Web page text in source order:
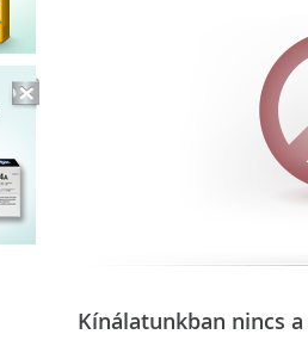
Kínálatunkban nincs